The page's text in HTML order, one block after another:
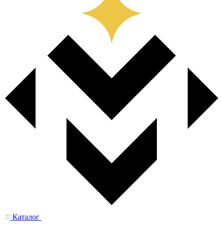
Каталог